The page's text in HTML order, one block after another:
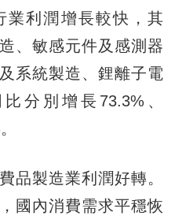
業利潤增長較快，其
、敏感元件及感測器
系統製造、鋰離子電
分別增長73.3%、
製造業利潤好轉。
國內消費需求平穩恢